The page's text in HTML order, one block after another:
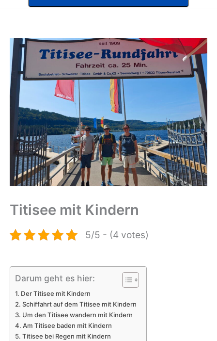
Titisee mit Kindern
5/5 - (4 votes)
Darum geht es hier:
Der Titisee mit Kindern
Schiffahrt auf dem Titisee mit Kindern
Um den Titisee wandern mit Kindern
Am Titisee baden mit Kindern
Titisee bei Regen mit Kindern